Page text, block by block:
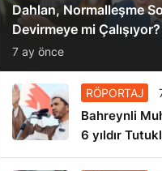
Dahlan, Normalleşme
Devirmeye mi Çalışıyor?
7 ay önce
RÖPORTAJ
Bahreynli
6 yıldır